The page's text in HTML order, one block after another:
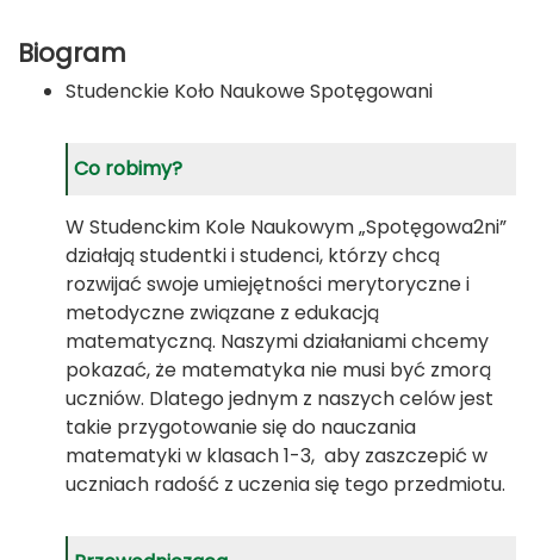
Biogram
Studenckie Koło Naukowe Spotęgowani
Co robimy?
W Studenckim Kole Naukowym „Spotęgowa2ni”
działają studentki i studenci, którzy chcą
rozwijać swoje umiejętności merytoryczne i
metodyczne związane z edukacją
matematyczną. Naszymi działaniami chcemy
pokazać, że matematyka nie musi być zmorą
uczniów. Dlatego jednym z naszych celów jest
takie przygotowanie się do nauczania
matematyki w klasach 1-3, aby zaszczepić w
uczniach radość z uczenia się tego przedmiotu.